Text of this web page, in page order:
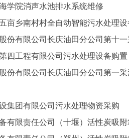
学院消声水池排水系统维修
亩乡南村村全自动智能污水处理设
份有限公司长庆油田分公司第十
四工程有限公司污水处理设备购置
份有限公司长庆油田分公司第一
集团有限公司污水处理物资采购
有限责任公司（十堰）活性炭吸附